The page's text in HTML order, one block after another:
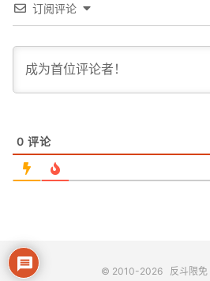
订阅评论
0 评论
© 2010-2026 反斗限免